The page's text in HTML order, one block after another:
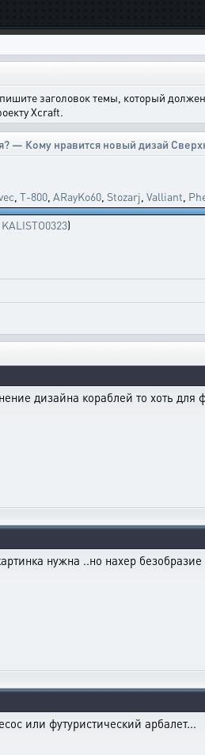
заголовок темы, который
Xcraft.
— Кому нравится новый дизай
T-800 ARayKo60 Stozarj Valliant
KALISTO0323)
дизайна кораблей то хоть для
нужна ..но нахер безобразие
или футуристический арбалет...